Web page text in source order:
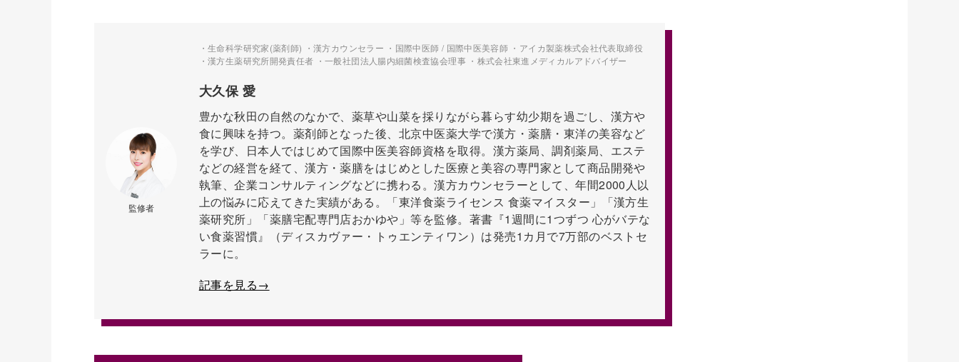
監修者
・生命科学研究家(薬剤師) ・漢方カウンセラー ・国際中医師 / 国際中医美容師 ・アイカ製薬株式会社代表取締役
・漢方生薬研究所開発責任者 ・一般社団法人腸内細菌検査協会理事 ・株式会社東進メディカルアドバイザー
大久保 愛
豊かな秋田の自然のなかで、薬草や山菜を採りながら暮らす幼少期を過ごし、漢方や
食に興味を持つ。薬剤師となった後、北京中医薬大学で漢方・薬膳・東洋の美容など
を学び、日本人ではじめて国際中医美容師資格を取得。漢方薬局、調剤薬局、エステ
などの経営を経て、漢方・薬膳をはじめとした医療と美容の専門家として商品開発や
執筆、企業コンサルティングなどに携わる。漢方カウンセラーとして、年間2000人以
上の悩みに応えてきた実績がある。「東洋食薬ライセンス 食薬マイスター」「漢方生
薬研究所」「薬膳宅配専門店おかゆや」等を監修。著書『1週間に1つずつ 心がバテな
い食薬習慣』（ディスカヴァー・トゥエンティワン）は発売1カ月で7万部のベストセ
ラーに。
記事を見る→